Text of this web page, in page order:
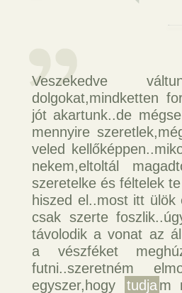
Veszekedve
dolgokat,mindketten
jót akartunk..de
mennyire
veled
nekem,eltoltál
szeretelke és féltelek
hiszed el..most itt
csak szerte
távolodik a vonat az
a vészféket
futni..szeretném
egyszer,hogy
tudja m